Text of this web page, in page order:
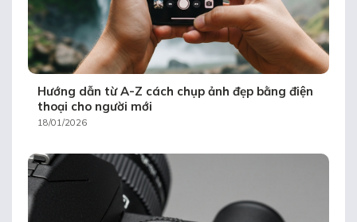
Hướng dẫn từ A-Z cách chụp ảnh đẹp bằng điện
thoại cho người mới
18/01/2026